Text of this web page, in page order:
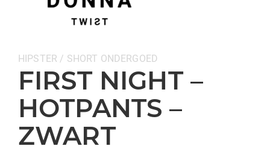
Categorieën:
HIPSTER / SHORT ONDERGOED
FIRST NIGHT –
HOTPANTS –
ZWART